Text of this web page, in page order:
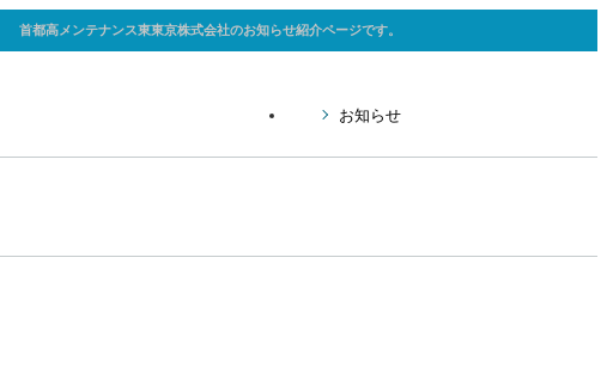
首都高メンテナンス東東京株式会社のお知らせ紹介ページです。
お知らせ